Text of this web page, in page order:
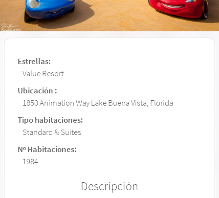
Estrellas:
Value Resort
Ubicación :
1850 Animation Way Lake Buena Vista, Florida
Tipo habitaciones:
Standard & Suites
Nº Habitaciones:
1984
Descripción